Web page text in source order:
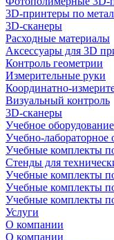
3D-принтеры по
3D-сканеры
Расходные материалы
Аксессуары для 3D
Контроль геометрии
Измерительные руки
Координатно-
Визуальный контроль
3D-сканеры
Учебное оборудование
Учебно-лабораторное
Учебные комплекты
Стенды для
Учебные комплекты
Учебные комплекты
Учебные комплекты
Услуги
О компании
О компании